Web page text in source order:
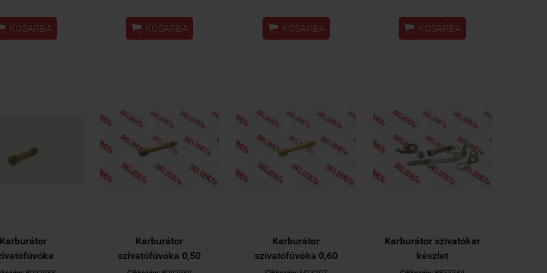
KOSÁRBA  KOSÁRBA  KOSÁRBA  KOSÁRBA
Karburátor
szivatófúvóka 0,50
Karburátor
szívatófúvóka 0,60
Karburátor szivatókar
készlet